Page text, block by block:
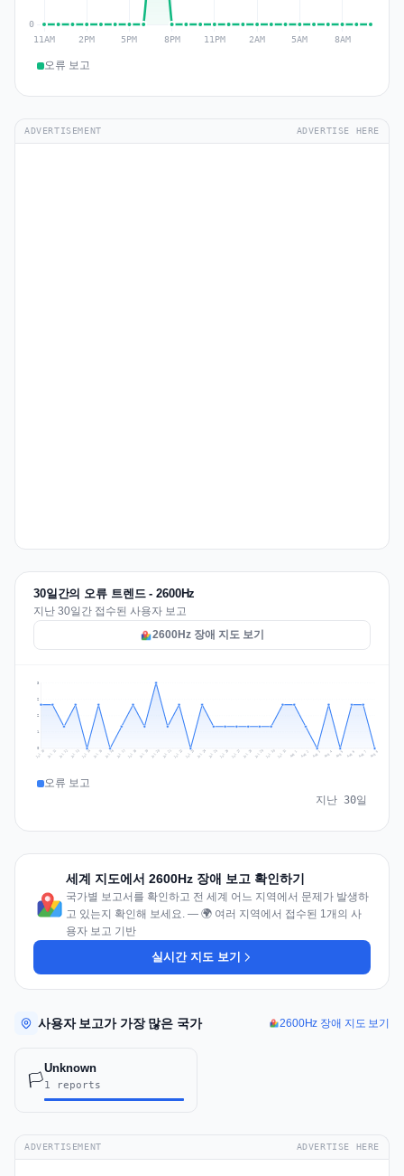
오류 보고
ADVERTISEMENT ADVERTISE HERE
30일간의 오류 트렌드 - 2600Hz
지난 30일간 접수된 사용자 보고
2600Hz 장애 지도 보기
1
2
2
3
Jul 10 Jul 11 Jul 12 Jul 13 Jul 14 Jul 15 Jul 16 Jul 17 Jul 18 Jul 19 Jul 20 Jul 21 Jul 22 Jul 23 Jul 24 Jul 25 Jul 26 Jul 27 Jul 28 Jul 29 Jul 30 Jul 31 Aug 1 Aug 2 Aug 3 Aug 4 Aug 5 Aug 6 Aug 7 Aug 8
오류 보고
지난 30일
세계 지도에서 2600Hz 장애 보고 확인하기
국가별 보고서를 확인하고 전 세계 어느 지역에서 문제가 발생하
고 있는지 확인해 보세요. — 🌍 여러 지역에서 접수된 1개의 사
용자 보고 기반
실시간 지도 보기
사용자 보고가 가장 많은 국가 2600Hz 장애 지도 보기
🏳️
Unknown
1 reports
ADVERTISEMENT ADVERTISE HERE